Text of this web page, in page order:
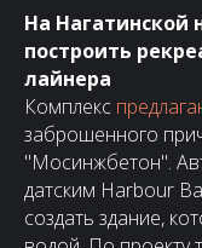
На Нагатинской
построить
лайнера
Комплекс
заброшенного
"Мосинжбетон".
датским Harbour
создать здание,